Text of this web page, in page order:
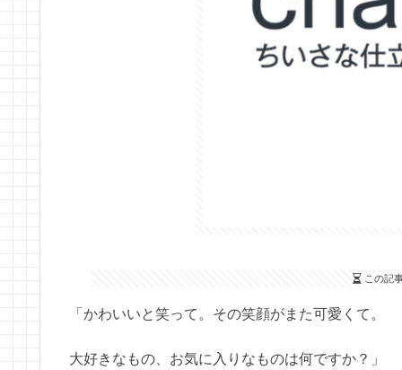
この記
「かわいいと笑って。その笑顔がまた可愛くて。
大好きなもの、お気に入りなものは何ですか？」